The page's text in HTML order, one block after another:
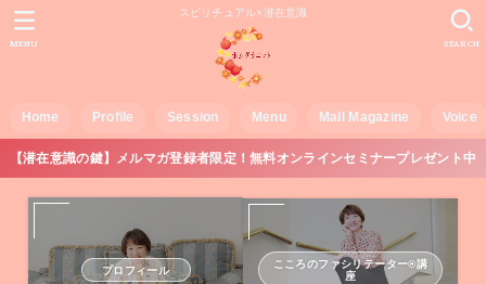
スピリチュアル×潜在意識
Home Profile Session Menu Mail Magazine Voice
SEARCH
MENU
【潜在意識の鍵】メルマガ登録者限定！無料オンラインセミナープレゼント中
プロフィール
こころのファシリテーター®講
座